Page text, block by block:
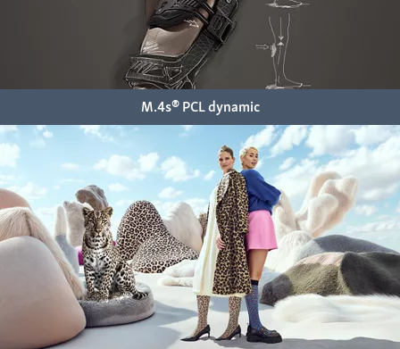
M.4s® PCL dynamic